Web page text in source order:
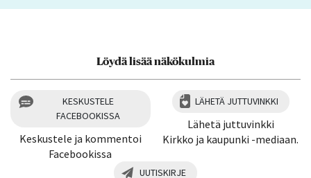
Löydä lisää näkökulmia
KESKUSTELE
FACEBOOKISSA
Keskustele ja kommentoi
Facebookissa
LÄHETÄ JUTTUVINKKI
Lähetä juttuvinkki
Kirkko ja kaupunki -mediaan.
UUTISKIRJE